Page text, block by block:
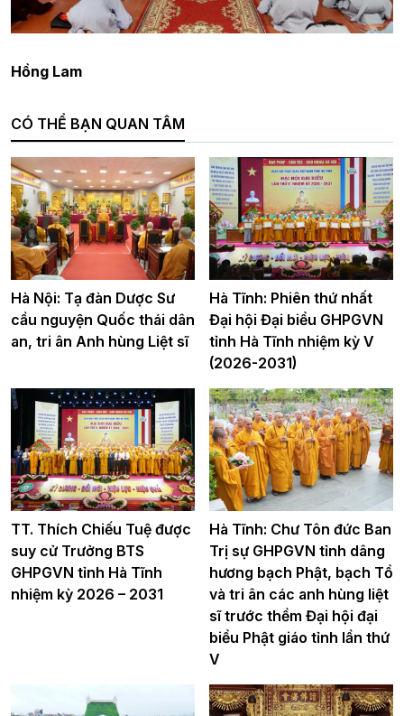
Hồng Lam
CÓ THỂ BẠN QUAN TÂM
Hà Nội: Tạ đàn Dược Sư
cầu nguyện Quốc thái dân
an, tri ân Anh hùng Liệt sĩ
Hà Tĩnh: Phiên thứ nhất
Đại hội Đại biểu GHPGVN
tỉnh Hà Tĩnh nhiệm kỳ V
(2026-2031)
TT. Thích Chiếu Tuệ được
suy cử Trưởng BTS
GHPGVN tỉnh Hà Tĩnh
nhiệm kỳ 2026 – 2031
Hà Tĩnh: Chư Tôn đức Ban
Trị sự GHPGVN tỉnh dâng
hương bạch Phật, bạch Tổ
và tri ân các anh hùng liệt
sĩ trước thềm Đại hội đại
biểu Phật giáo tỉnh lần thứ
V